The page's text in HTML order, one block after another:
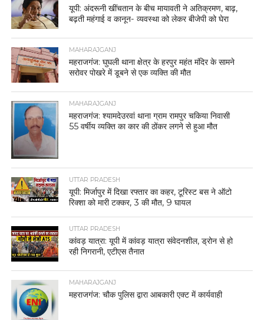
यूपी: अंदरूनी खींचतान के बीच मायावती ने अतिक्रमण, बाढ़,
बढ़ती महंगाई व कानून- व्यवस्था को लेकर बीजेपी को घेरा
MAHARAJGANJ
महराजगंज: घुघली थाना क्षेत्र के हरपुर महंत मंदिर के सामने
सरोवर पोखरे में डूबने से एक व्यक्ति की मौत
MAHARAJGANJ
महराजगंज: श्यामदेउरवां थाना ग्राम रामपुर चकिया निवासी
55 वर्षीय व्यक्ति का कार की ठोंकर लगने से हुआ मौत
UTTAR PRADESH
यूपी: मिर्जापुर में दिखा रफ्तार का कहर, टूरिस्ट बस ने ऑटो
रिक्शा को मारी टक्कर, 3 की मौत, 9 घायल
UTTAR PRADESH
कांवड़ यात्रा: यूपी में कांवड़ यात्रा संवेदनशील, ड्रोन से हो
रही निगरानी, एटीएस तैनात
MAHARAJGANJ
महराजगंज: चौक पुलिस द्वारा आबकारी एक्ट में कार्यवाही